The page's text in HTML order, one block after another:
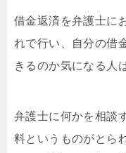
借金返済を弁護士に
れで行い、自分の借
きるのか気になる人
弁護士に何かを相談
料というものがとら